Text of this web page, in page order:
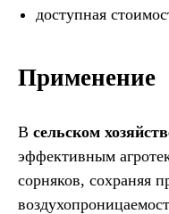
доступная
Применение
В сельском
эффективным
сорняков, сохраняя